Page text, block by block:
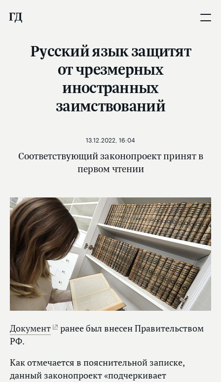
Русский язык защитят
от чрезмерных
иностранных
заимствований
Соответствующий законопроект принят в
первом чтении
13.12.2022, 16:04
Документ
ранее был внесен Правительством
РФ.
Как отмечается в пояснительной записке,
данный законопроект «подчеркивает